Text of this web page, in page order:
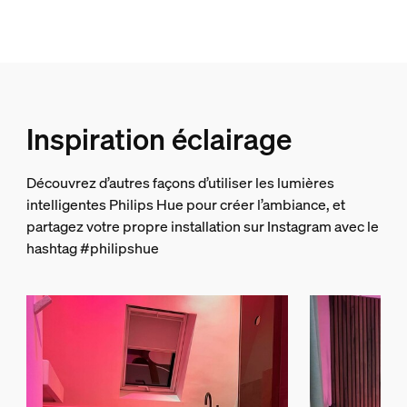
25'000
Environnement
0 % <H<80 % (sans condensation)
Température de fonctionnement
-20 °C à 40 °C
Options/accessoires inclus
Inspiration éclairage
Découvrez d’autres façons d’utiliser les lumières
intelligentes Philips Hue pour créer l’ambiance, et
partagez votre propre installation sur Instagram avec le
hashtag #philipshue